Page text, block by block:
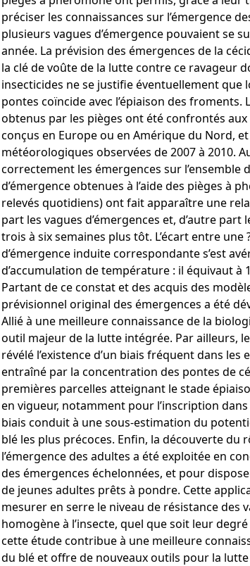
préciser les connaissances sur l’émergence
plusieurs vagues d’émergence pouvaient se
année. La prévision des émergences de la
la clé de voûte de la lutte contre ce ravageur
insecticides ne se justifie éventuellement que
pontes coïncide avec l’épiaison des froments.
obtenus par les pièges ont été confrontés
conçus en Europe ou en Amérique du Nord,
météorologiques observées de 2007 à 2010.
correctement les émergences sur l’ensemble
d’émergence obtenues à l’aide des pièges à
relevés quotidiens) ont fait apparaître une
part les vagues d’émergences et, d’autre part
trois à six semaines plus tôt. L’écart entre
d’émergence induite correspondante s’est
d’accumulation de température : il équivaut à
Partant de ce constat et des acquis des
prévisionnel original des émergences a été
Allié à une meilleure connaissance de la
outil majeur de la lutte intégrée. Par ailleurs,
révélé l’existence d’un biais fréquent dans les
entraîné par la concentration des pontes de
premières parcelles atteignant le stade
en vigueur, notamment pour l’inscription
biais conduit à une sous-estimation du
blé les plus précoces. Enfin, la découverte du
l’émergence des adultes a été exploitée en
des émergences échelonnées, et pour
de jeunes adultes prêts à pondre. Cette
mesurer en serre le niveau de résistance des
homogène à l’insecte, quel que soit leur
cette étude contribue à une meilleure
du blé et offre de nouveaux outils pour la